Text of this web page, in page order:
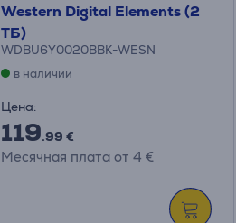
Western Digital Elements (2
ТБ)
WDBU6Y0020BBK-WESN
в наличии
Цена:
119.99 €
Месячная плата от 4 €